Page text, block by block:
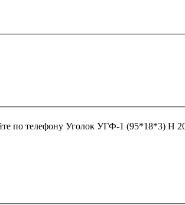
по телефону Уголок УГФ-1 (95*18*3) Н